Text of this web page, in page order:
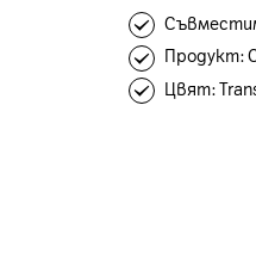
Продукт:
Цвят: